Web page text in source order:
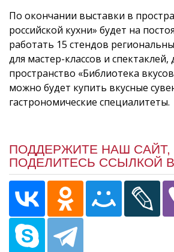
По окончании выставки в
российской кухни» будет на
работать 15 стендов
для мастер-классов и спектаклей,
пространство «Библиотека
можно будет купить вкусные
гастрономические специалитеты.
ПОДДЕРЖИТЕ НАШ САЙТ,
ПОДЕЛИТЕСЬ ССЫЛКОЙ